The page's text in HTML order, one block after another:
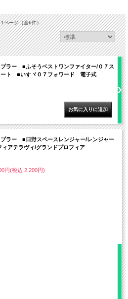
ページ（全6件）
ラー ■ふそうベストワンファイター/０７ス
ート ■いすヾ０７フォワード 電子式
ラー ■日野スペースレンジャー/レンジャー
ィアテラヴィ/グランドプロフィア
円(税込 2,200円)